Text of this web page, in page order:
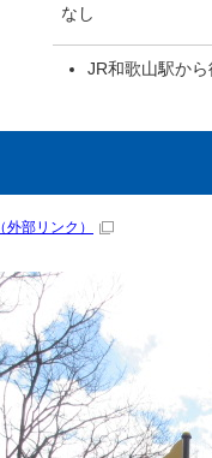
なし
JR和歌山駅か
（外部リンク）